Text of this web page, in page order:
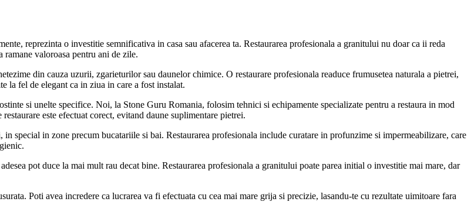
reprezinta o investitie semnificativa in casa sau afacerea ta. Restaurarea profesionala a granitului nu doar ca ii reda
ramane valoroasa pentru ani de zile.
din cauza uzurii, zgarieturilor sau daunelor chimice. O restaurare profesionala readuce frumusetea naturala a pietrei,
la fel de elegant ca in ziua in care a fost instalat.
si unelte specifice. Noi, la Stone Guru Romania, folosim tehnici si echipamente specializate pentru a restaura in mod
este efectuat corect, evitand daune suplimentare pietrei.
special in zone precum bucatariile si bai. Restaurarea profesionala include curatare in profunzime si impermeabilizare, care
pot duce la mai mult rau decat bine. Restaurarea profesionala a granitului poate parea initial o investitie mai mare, dar
Poti avea incredere ca lucrarea va fi efectuata cu cea mai mare grija si precizie, lasandu-te cu rezultate uimitoare fara